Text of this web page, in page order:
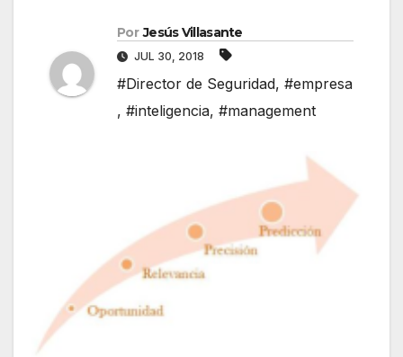
Por Jesús Villasante
JUL 30, 2018
#Director de Seguridad, #empresa
, #inteligencia, #management